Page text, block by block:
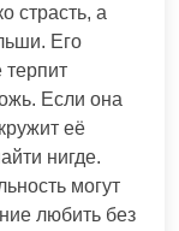
страсть, а
Его
терпит
Если она
её
нигде.
могут
любить без